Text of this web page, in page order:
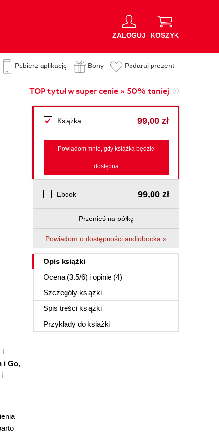
ZALOGUJ KOSZYK
Pobierz aplikację Bony Podaruj prezent
TOP tytuł w super cenie » 50% taniej
Książka 99,00 zł
Powiadom mnie, gdy książka będzie
dostępna
Ebook 99,00 zł
Przenieś na półkę
Powiadom o dostępności audiobooka »
Opis książki
Ocena (3.5/6) i opinie (4)
Szczegóły książki
Spis treści książki
Przykłady do książki
i
i Go,
i